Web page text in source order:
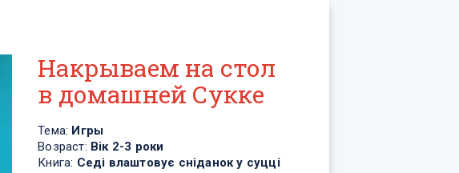
Накрываем на стол
в домашней Сукке
Тема: Игры
Возраст: Вік 2-3 роки
Книга: Седі влаштовує сніданок у суцці